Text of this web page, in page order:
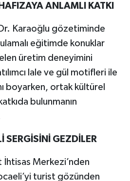
ANLAMLI KATKI
Karaoğlu gözetiminde
eğitimde konuklar
üretim deneyimini
lale ve gül motifleri ile
boyarken, ortak kültürel
bulunmanın
SERGİSİNİ GEZDİLER
İhtisas Merkezi’nden
turist gözünden